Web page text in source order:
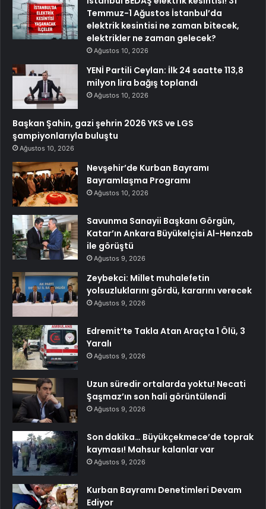
Temmuz-1 Ağustos İstanbul’da
elektrik kesintisi ne zaman bitecek,
elektrikler ne zaman gelecek?
Ağustos 10, 2026
YENİ Partili Ceylan: İlk 24 saatte 113,8
milyon lira bağış toplandı
Ağustos 10, 2026
Başkan Şahin, gazi şehrin 2026 YKS ve LGS
şampiyonlarıyla buluştu
Ağustos 10, 2026
Nevşehir’de Kurban Bayramı
Bayramlaşma Programı
Ağustos 10, 2026
Savunma Sanayii Başkanı Görgün,
Katar’ın Ankara Büyükelçisi Al-Henzab
ile görüştü
Ağustos 9, 2026
Zeybekci: Millet muhalefetin
yolsuzluklarını gördü, kararını verecek
Ağustos 9, 2026
Edremit’te Takla Atan Araçta 1 Ölü, 3
Yaralı
Ağustos 9, 2026
Uzun süredir ortalarda yoktu! Necati
Şaşmaz’ın son hali görüntülendi
Ağustos 9, 2026
Son dakika… Büyükçekmece’de toprak
kayması! Mahsur kalanlar var
Ağustos 9, 2026
Kurban Bayramı Denetimleri Devam
Ediyor